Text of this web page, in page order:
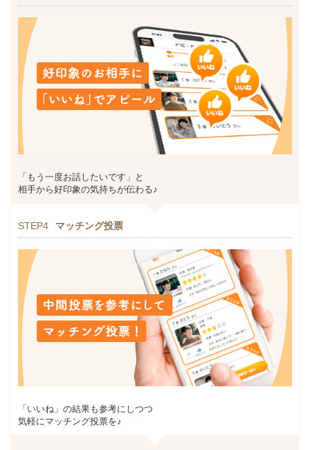
「もう一度お話したいです」と
相手から好印象の気持ちが伝わる♪
STEP4 マッチング投票
「いいね」の結果も参考にしつつ
気軽にマッチング投票を♪